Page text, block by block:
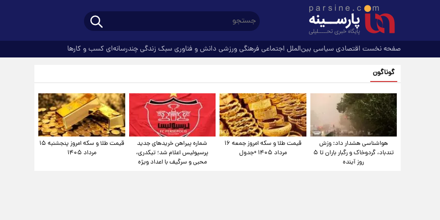
صفحه نخست اقتصادی سیاسی بین‌الملل اجتماعی فرهنگیورزشی دانش و فناوری سبک زندگیچندرسانه‌ای کسب و کارها
گوناگون
هواشناسی هشدار داد: وزش
تندباد، گردوخاک و رگبار باران تا ۵
روز آینده
قیمت طلا و سکه امروز جمعه ۱۶
مرداد ۱۴۰۵ +جدول
شماره پیراهن خریدهای جدید
پرسپولیس اعلام شد؛ تیکدری،
محبی و سرگیف با اعداد ویژه
قیمت طلا و سکه امروز پنجشنبه ۱۵
مرداد ۱۴۰۵